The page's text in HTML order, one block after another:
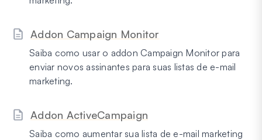
Addon Campaign Monitor
Saiba como usar o addon Campaign Monitor para
enviar novos assinantes para suas listas de e-mail
marketing.
Addon ActiveCampaign
Saiba como aumentar sua lista de e-mail marketing